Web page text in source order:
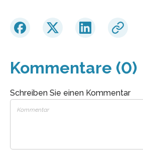
Kommentare (0)
Schreiben Sie einen Kommentar